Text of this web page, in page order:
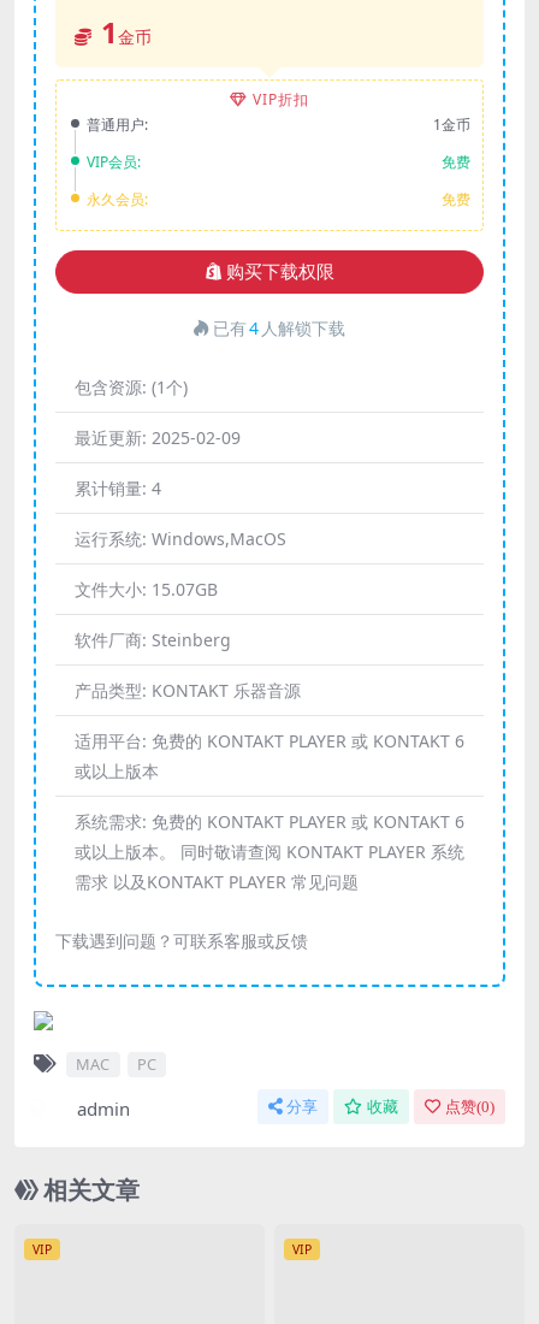
1 金币
VIP折扣
普通用户:
1金币
VIP会员:
免费
永久会员:
免费
购买下载权限
已有4 人解锁下载
包含资源: (1个)
最近更新: 2025-02-09
累计销量: 4
运行系统: Windows,MacOS
文件大小: 15.07GB
软件厂商: Steinberg
产品类型: KONTAKT 乐器音源
适用平台: 免费的 KONTAKT PLAYER 或 KONTAKT 6
或以上版本
系统需求: 免费的 KONTAKT PLAYER 或 KONTAKT 6
或以上版本。 同时敬请查阅 KONTAKT PLAYER 系统
需求 以及KONTAKT PLAYER 常见问题
下载遇到问题？可联系客服或反馈
MAC PC
admin 分享 收藏 点赞(0)
相关文章
VIP VIP